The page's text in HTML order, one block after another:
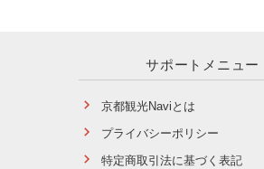
サポートメニュー
京都観光Naviとは
プライバシーポリシー
特定商取引法に基づく表記